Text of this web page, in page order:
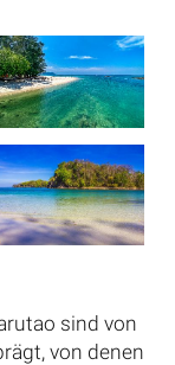
sind von
von denen